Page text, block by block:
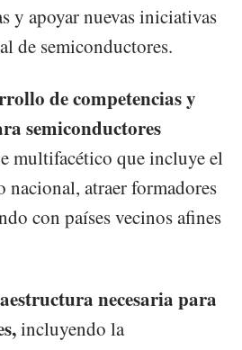
y apoyar nuevas iniciativas
de semiconductores.
de competencias y
semiconductores
multifacético que incluye el
nacional, atraer formadores
con países vecinos afines
necesaria para
incluyendo la